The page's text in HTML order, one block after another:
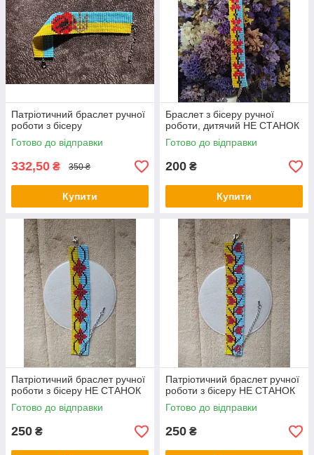
Патріотичний браслет ручної
роботи з бісеру
Готово до відправки
332,50 ₴ 350 ₴
Купити
Браслет з бісеру ручної
роботи, дитячий НЕ СТАНОК
Готово до відправки
200 ₴
Купити
Патріотичний браслет ручної
роботи з бісеру НЕ СТАНОК
Готово до відправки
250 ₴
Патріотичний браслет ручної
роботи з бісеру НЕ СТАНОК
Готово до відправки
250 ₴